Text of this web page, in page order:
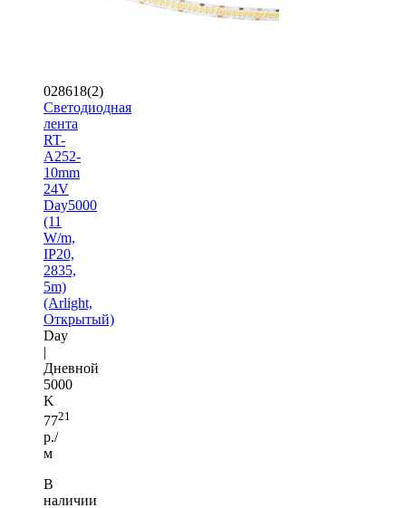
028618(2)
Светодиодная
лента
RT-
A252-
10mm
24V
Day5000
(11
W/m,
IP20,
2835,
5m)
(Arlight,
Открытый)
Day
|
Дневной
5000
K
7721
р./
м
В
наличии